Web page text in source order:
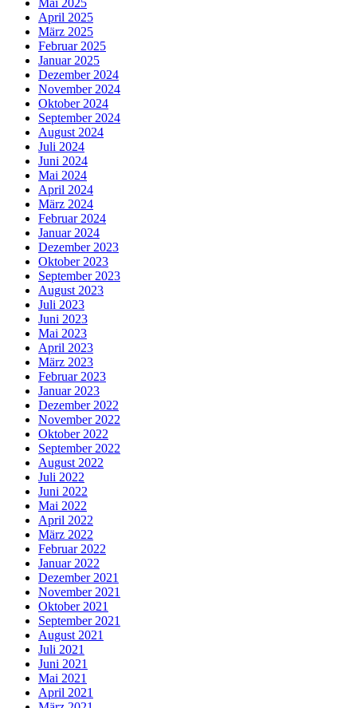
Mai 2025
April 2025
März 2025
Februar 2025
Januar 2025
Dezember 2024
November 2024
Oktober 2024
September 2024
August 2024
Juli 2024
Juni 2024
Mai 2024
April 2024
März 2024
Februar 2024
Januar 2024
Dezember 2023
Oktober 2023
September 2023
August 2023
Juli 2023
Juni 2023
Mai 2023
April 2023
März 2023
Februar 2023
Januar 2023
Dezember 2022
November 2022
Oktober 2022
September 2022
August 2022
Juli 2022
Juni 2022
Mai 2022
April 2022
März 2022
Februar 2022
Januar 2022
Dezember 2021
November 2021
Oktober 2021
September 2021
August 2021
Juli 2021
Juni 2021
Mai 2021
April 2021